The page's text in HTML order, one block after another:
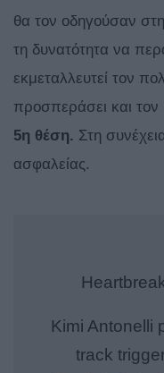
θα τον οδηγούσαν
τη δυνατότητα να
εκμεταλλευτεί τον
προσπεράσει και
5η θέση. Στη
ασφαλείας.
Kimi Antonelli
track